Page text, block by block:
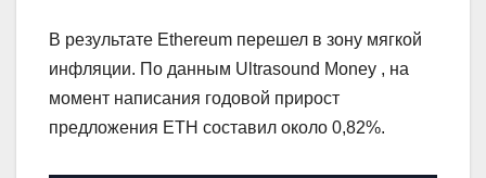
В результате Ethereum перешел в зону мягкой
инфляции. По данным Ultrasound Money , на
момент написания годовой прирост
предложения ETH составил около 0,82%.